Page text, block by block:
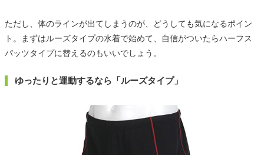
ただし、体のラインが出てしまうのが、どうしても気になるポイン
ト。まずはルーズタイプの水着で始めて、自信がついたらハーフス
パッツタイプに替えるのもいいでしょう。
ゆったりと運動するなら「ルーズタイプ」